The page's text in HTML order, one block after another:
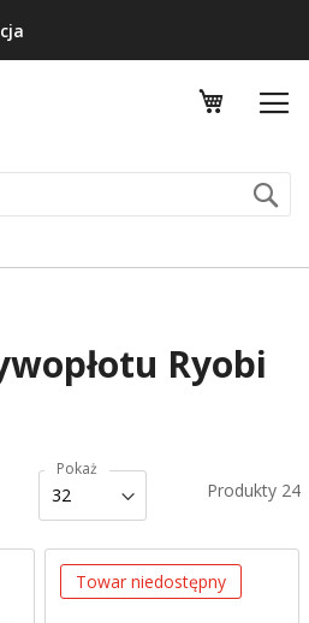
Mój
Ryobi
Produkty 24
kierunek
Pokaż
Towar niedostępny